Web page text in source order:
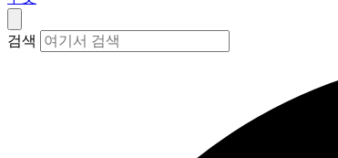
검색